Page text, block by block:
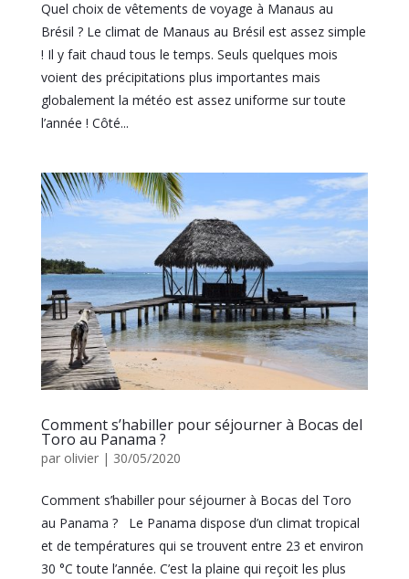
Quel choix de vêtements de voyage à Manaus au
Brésil ? Le climat de Manaus au Brésil est assez simple
! Il y fait chaud tous le temps. Seuls quelques mois
voient des précipitations plus importantes mais
globalement la météo est assez uniforme sur toute
l’année ! Côté...
Comment s’habiller pour séjourner à Bocas del
Toro au Panama ?
par olivier| 30/05/2020
Comment s’habiller pour séjourner à Bocas del Toro
au Panama ?​ Le Panama dispose d’un climat tropical
et de températures qui se trouvent entre 23 et environ
30 °C toute l’année. C’est la plaine qui reçoit les plus